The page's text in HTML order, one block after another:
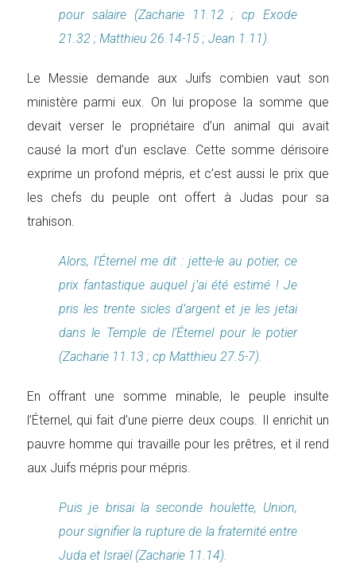
pour salaire (Zacharie 11.12 ; cp Exode
21.32 ; Matthieu 26.14-15 ; Jean 1.11).
Le Messie demande aux Juifs combien vaut son
ministère parmi eux. On lui propose la somme que
devait verser le propriétaire d’un animal qui avait
causé la mort d’un esclave. Cette somme dérisoire
exprime un profond mépris, et c’est aussi le prix que
les chefs du peuple ont offert à Judas pour sa
trahison.
Alors, l’Éternel me dit : jette-le au potier, ce
prix fantastique auquel j’ai été estimé ! Je
pris les trente sicles d’argent et je les jetai
dans le Temple de l’Éternel pour le potier
(Zacharie 11.13 ; cp Matthieu 27.5-7).
En offrant une somme minable, le peuple insulte
l’Éternel, qui fait d’une pierre deux coups. Il enrichit un
pauvre homme qui travaille pour les prêtres, et il rend
aux Juifs mépris pour mépris.
Puis je brisai la seconde houlette, Union,
pour signifier la rupture de la fraternité entre
Juda et Israël (Zacharie 11.14).